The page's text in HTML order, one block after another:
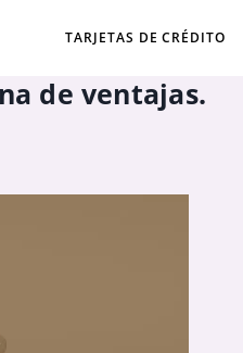
TARJETAS DE CRÉDITO
de ventajas.